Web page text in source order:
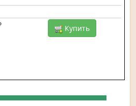
Купить